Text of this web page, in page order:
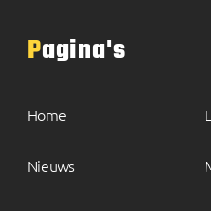
Pagina's
Home
Nieuws